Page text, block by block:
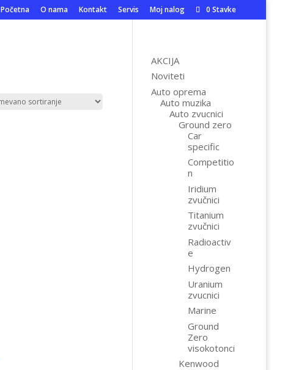
Početna O nama Kontakt Servis Moj nalog 0 Stavke
AKCIJA
Noviteti
Auto oprema
Auto muzika
Auto zvucnici
Ground zero
Car
specific
Competitio
n
Iridium
zvučnici
Titanium
zvučnici
Radioactiv
e
Hydrogen
Uranium
zvucnici
Marine
Ground
Zero
visokotonci
Kenwood